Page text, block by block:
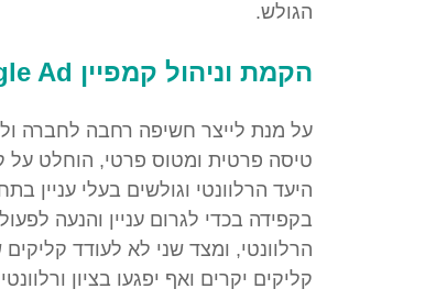
הגולש.
הקמת וניהול קמפיין Google Ad:
על מנת לייצר חשיפה רחבה לחברה
היעד הרלוונטי וגולשים בעלי עניין
בקפידה בכדי לגרום עניין והנעה
הרלוונטי, ומצד שני לא לעודד
קליקים יקרים ואף יפגעו בציון